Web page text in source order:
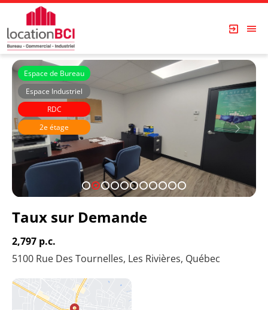
1 2 3 4 5 6 7 8 91011
Espace de Bureau
Espace Industriel
RDC
2e étage
Taux sur Demande
2,797 p.c.
5100 Rue Des Tournelles, Les Rivières, Québec